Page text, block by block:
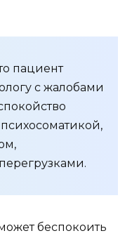
пациент
с жалобами
беспокоить